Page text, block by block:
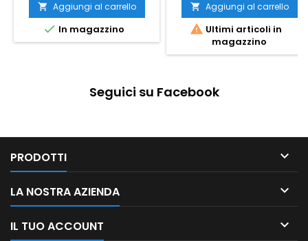
 Aggiungi al carrello
 In magazzino
 Aggiungi al carrello
 Ultimi articoli in
magazzino
Seguici su Facebook
PRODOTTI 
LA NOSTRA AZIENDA 
IL TUO ACCOUNT 